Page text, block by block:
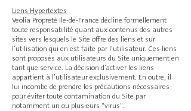
Liens Hypertextes
Veolia Propreté Ile-de-France décline formellement
toute responsabilité quant aux contenus des autres
sites vers lesquels le Site offre des liens et sur
l’utilisation qui en est faite par l’utilisateur. Ces liens
sont proposés aux utilisateurs du Site uniquement en
tant que service. La décision d’activer les liens
appartient à l’utilisateur exclusivement. En outre, il
lui incombe de prendre les précautions nécessaires
pour éviter toute contamination du Site par
notamment un ou plusieurs “virus”.